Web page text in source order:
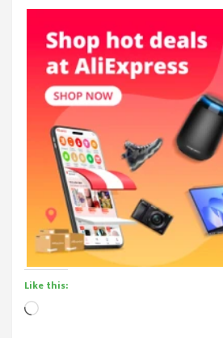
Like this:
Loading…